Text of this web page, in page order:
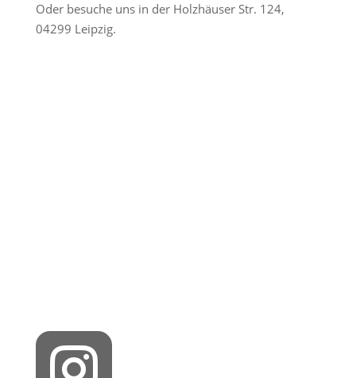
Oder besuche uns in der Holzhäuser Str. 124,
04299 Leipzig.